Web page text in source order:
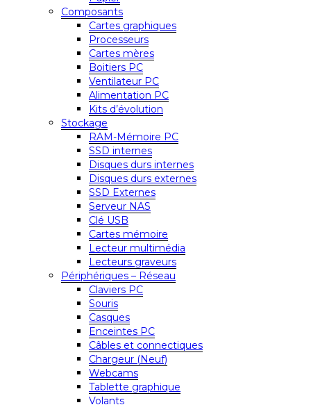
Composants
Cartes graphiques
Processeurs
Cartes mères
Boitiers PC
Ventilateur PC
Alimentation PC
Kits d’évolution
Stockage
RAM-Mémoire PC
SSD internes
Disques durs internes
Disques durs externes
SSD Externes
Serveur NAS
Clé USB
Cartes mémoire
Lecteur multimédia
Lecteurs graveurs
Périphériques – Réseau
Claviers PC
Souris
Casques
Enceintes PC
Câbles et connectiques
Chargeur (Neuf)
Webcams
Tablette graphique
Volants